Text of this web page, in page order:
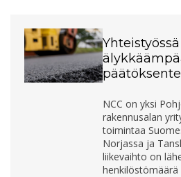
NCC on yksi
rakennusalan
toimintaa
Norjassa ja
liikevaihto on
henkilöstömäärä